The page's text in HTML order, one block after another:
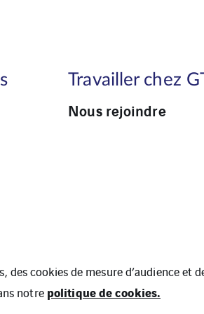
Travailler chez
Nous rejoindre
cookies de mesure d’audience et
notre politique de cookies.